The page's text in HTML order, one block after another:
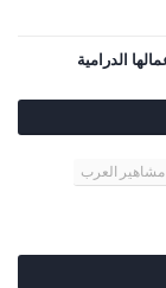
مشاهير العرب